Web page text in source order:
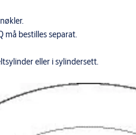
må bestilles separat.
eller i sylindersett.